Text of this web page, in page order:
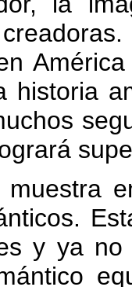
historia
y ya